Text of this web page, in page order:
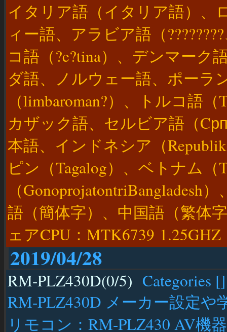
イタリア語（イタリア語）、
ィー語、アラビア語（
コ語（?e?tina）、デンマーク
ダ語、ノルウェー語、ポーラ
（limbaroman?）、トルコ語
カザック語、セルビア語（
本語、インドネシア（
ピン（Tagalog）、ベトナム
（GonoprojatontriBangladesh
語（簡体字）、中国語（繁体
ェアCPU：MTK6739 1.25GHZ
2019/04/28
RM-PLZ430D(0/5) Categories []
RM-PLZ430D メーカー設定
リモコン：RM-PLZ430 AV機